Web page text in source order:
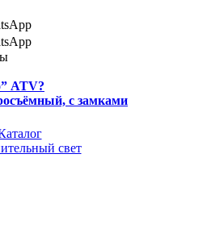
ATV?
с замками
свет